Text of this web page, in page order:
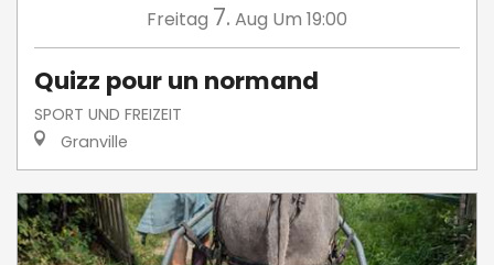
Freitag 7. Aug Um 19:00
Quizz pour un normand
SPORT UND FREIZEIT
Granville